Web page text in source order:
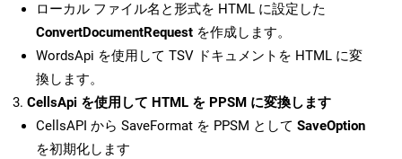
ローカル ファイル名と形式を HTML に設定した
ConvertDocumentRequest を作成します。
WordsApi を使用して TSV ドキュメントを HTML に変
換します。
CellsApi を使用して HTML を PPSM に変換します
CellsAPI から SaveFormat を PPSM として SaveOption
を初期化します